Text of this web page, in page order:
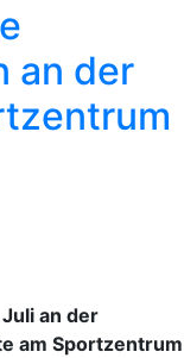
an der
an der
am Sportzentrum